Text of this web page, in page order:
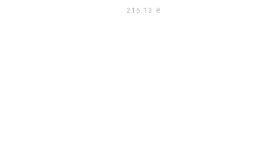
216.13 ₴